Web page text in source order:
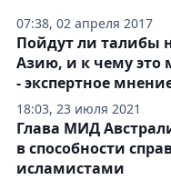
07:38, 02 апреля 2017
18:03, 23 июля 2021
Пойдут ли талибы
Азию, и к чему это
- экспертное
Глава МИД
в способности
исламистами